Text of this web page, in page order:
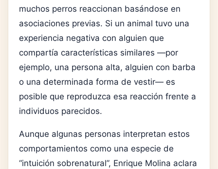
muchos perros reaccionan basándose en
asociaciones previas. Si un animal tuvo una
experiencia negativa con alguien que
compartía características similares —por
ejemplo, una persona alta, alguien con barba
o una determinada forma de vestir— es
posible que reproduzca esa reacción frente a
individuos parecidos.
Aunque algunas personas interpretan estos
comportamientos como una especie de
“intuición sobrenatural”, Enrique Molina aclara